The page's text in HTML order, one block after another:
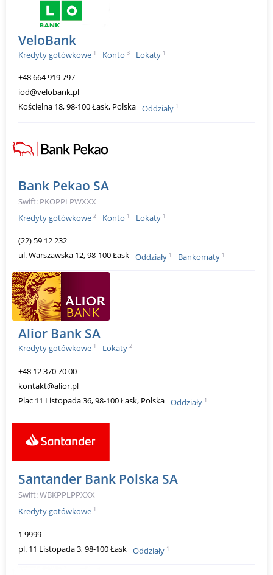
VeloBank
Kredyty gotówkowe 1 Konto 3 Lokaty 1
+48 664 919 797
iod@velobank.pl
Kościelna 18, 98-100 Łask, Polska Oddziały 1
Bank Pekao SA
Swift: PKOPPLPWXXX
Kredyty gotówkowe 2 Konto 1 Lokaty 1
(22) 59 12 232
ul. Warszawska 12, 98-100 Łask Oddziały 1 Bankomaty 1
Alior Bank SA
Kredyty gotówkowe 1 Lokaty 2
+48 12 370 70 00
kontakt@alior.pl
Plac 11 Listopada 36, 98-100 Łask, Polska Oddziały 1
Santander Bank Polska SA
Swift: WBKPPLPPXXX
Kredyty gotówkowe 1
1 9999
pl. 11 Listopada 3, 98-100 Łask Oddziały 1